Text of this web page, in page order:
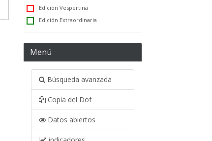
Edición Vespertina
Edición Extraordinaria
Menú
Búsqueda avanzada
Copia del Dof
Datos abiertos